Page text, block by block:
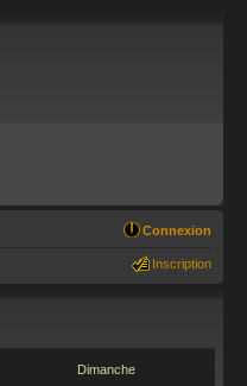
Connexion
Inscription
Dimanche